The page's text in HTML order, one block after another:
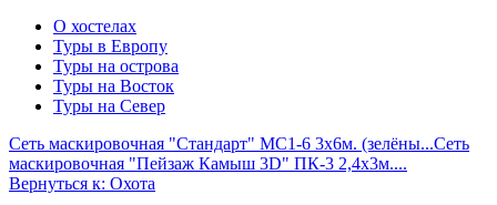
О хостелах
Туры в Европу
Туры на острова
Туры на Восток
Туры на Север
Сеть маскировочная "Стандарт" МС1-6 3х6м. (зелёны...Сеть
маскировочная "Пейзаж Камыш 3D" ПК-3 2,4х3м....
Вернуться к: Охота